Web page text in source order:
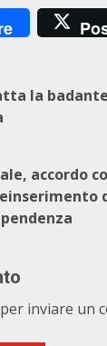
la
accordo
per inviare un